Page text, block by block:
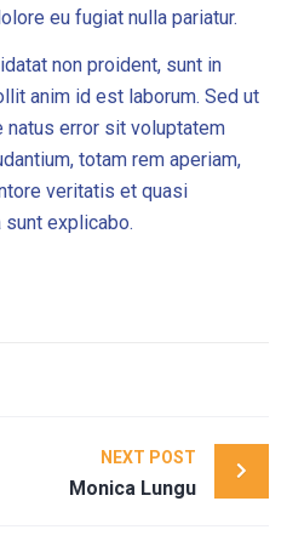
eu fugiat nulla pariatur.
non proident, sunt in
anim id est laborum. Sed ut
error sit voluptatem
totam rem aperiam,
veritatis et quasi
explicabo.
NEXT POST
Monica Lungu